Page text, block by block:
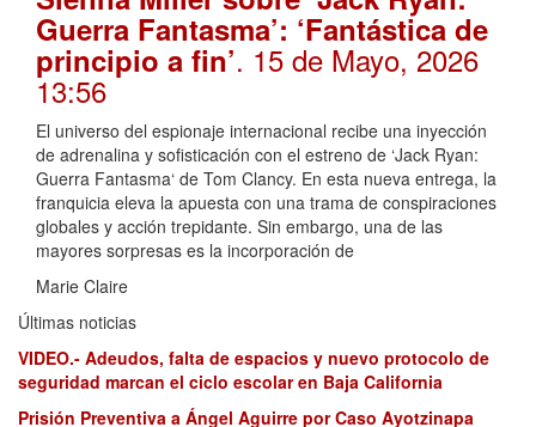
Guerra Fantasma’: ‘Fantástica de
principio a fin’. 15 de Mayo, 2026
13:56
El universo del espionaje internacional recibe una inyección
de adrenalina y sofisticación con el estreno de ‘Jack Ryan:
Guerra Fantasma‘ de Tom Clancy. En esta nueva entrega, la
franquicia eleva la apuesta con una trama de conspiraciones
globales y acción trepidante. Sin embargo, una de las
mayores sorpresas es la incorporación de
Marie Claire
Últimas noticias
VIDEO.- Adeudos, falta de espacios y nuevo protocolo de
seguridad marcan el ciclo escolar en Baja California
Prisión Preventiva a Ángel Aguirre por Caso Ayotzinapa